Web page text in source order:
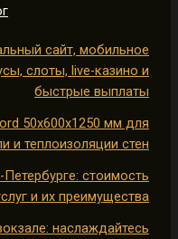
сайт, мобильное
слоты, live-казино и
быстрые выплаты
50х600х1250 мм для
и теплоизоляции стен
стоимость
и их преимущества
наслаждайтесь